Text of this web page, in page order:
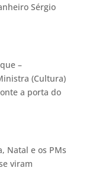
Sérgio
–
(Cultura)
a porta do
Natal e os PMs
viram